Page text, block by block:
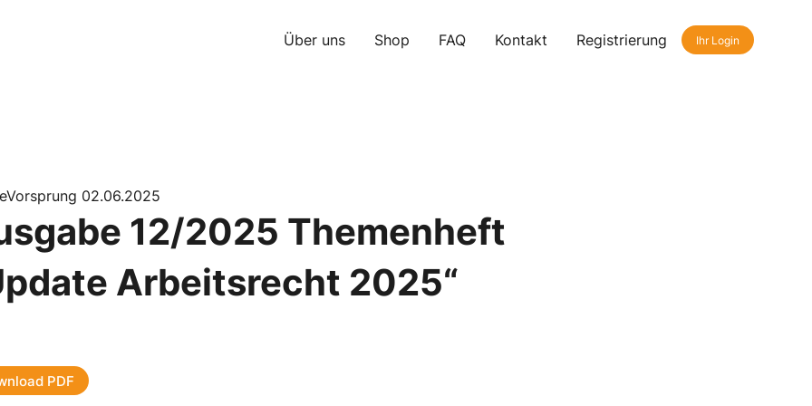
Über uns Shop FAQ Kontakt Registrierung Ihr Login
02.06.2025
12/2025 Themenheft
Arbeitsrecht 2025“
PDF